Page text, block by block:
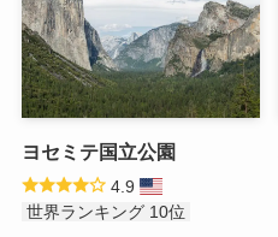
ヨセミテ国立公園
4.9
世界ランキング 10位